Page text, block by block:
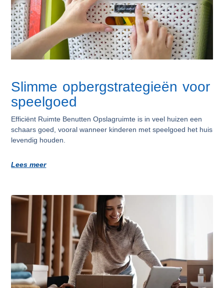
Slimme opbergstrategieën voor
speelgoed
Efficiënt Ruimte Benutten Opslagruimte is in veel huizen een
schaars goed, vooral wanneer kinderen met speelgoed het huis
levendig houden.
Lees meer